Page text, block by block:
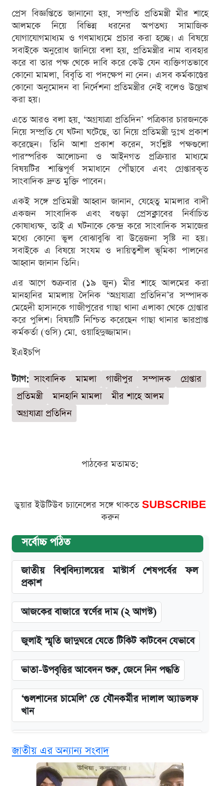
প্রেস বিজ্ঞপ্তিতে জানানো হয়, সম্প্রতি প্রতিমন্ত্রী মীর শাহে
আলমকে নিয়ে বিভিন্ন ধরনের অপতথ্য সামাজিক
যোগাযোগমাধ্যম ও গণমাধ্যমে প্রচার করা হচ্ছে। এ বিষয়ে
সবাইকে অনুরোধ জানিয়ে বলা হয়, প্রতিমন্ত্রীর নাম ব্যবহার
করে বা তার পক্ষ থেকে দাবি করে কেউ যেন ব্যক্তিগতভাবে
কোনো মামলা, বিবৃতি বা পদক্ষেপ না নেন। এসব কর্মকাণ্ডের
কোনো অনুমোদন বা নির্দেশনা প্রতিমন্ত্রীর নেই বলেও উল্লেখ
করা হয়।
এতে আরও বলা হয়, ‘অগ্রযাত্রা প্রতিদিন’ পত্রিকার চারজনকে
নিয়ে সম্প্রতি যে ঘটনা ঘটেছে, তা নিয়ে প্রতিমন্ত্রী দুঃখ প্রকাশ
করেছেন। তিনি আশা প্রকাশ করেন, সংশ্লিষ্ট পক্ষগুলো
পারস্পরিক আলোচনা ও আইনগত প্রক্রিয়ার মাধ্যমে
বিষয়টির শান্তিপূর্ণ সমাধানে পৌঁছাবে এবং গ্রেপ্তারকৃত
সাংবাদিক দ্রুত মুক্তি পাবেন।
একই সঙ্গে প্রতিমন্ত্রী আহ্বান জানান, যেহেতু মামলার বাদী
একজন সাংবাদিক এবং বগুড়া প্রেসক্লাবের নির্বাচিত
কোষাধ্যক্ষ, তাই এ ঘটনাকে কেন্দ্র করে সাংবাদিক সমাজের
মধ্যে কোনো ভুল বোঝাবুঝি বা উত্তেজনা সৃষ্টি না হয়।
সবাইকে এ বিষয়ে সংযম ও দায়িত্বশীল ভূমিকা পালনের
আহ্বান জানান তিনি।
এর আগে শুক্রবার (১৯ জুন) মীর শাহে আলমের করা
মানহানির মামলায় দৈনিক ‘অগ্রযাত্রা প্রতিদিন’র সম্পাদক
মেহেদী হাসানকে গাজীপুরের গাছা থানা এলাকা থেকে গ্রেপ্তার
করে পুলিশ। বিষয়টি নিশ্চিত করেছেন গাছা থানার ভারপ্রাপ্ত
কর্মকর্তা (ওসি) মো. ওয়াহিদুজ্জামান।
ইএইচপি
ট্যাগ: সাংবাদিক মামলা গাজীপুর সম্পাদক
গ্রেপ্তার
প্রতিমন্ত্রী
মানহানি মামলা
মীর শাহে আলম
অগ্রযাত্রা প্রতিদিন
পাঠকের মতামত:
ডুয়ার ইউটিউব চ্যানেলের সঙ্গে থাকতে SUBSCRIBE
করুন
সর্বোচ্চ পঠিত
জাতীয় বিশ্ববিদ্যালয়ের মাস্টার্স শেষপর্বের ফল
প্রকাশ
আজকের বাজারে স্বর্ণের দাম (২ আগস্ট)
জুলাই স্মৃতি জাদুঘরে যেতে টিকিট কাটবেন যেভাবে
ভাতা-উপবৃত্তির আবেদন শুরু, জেনে নিন পদ্ধতি
‘গুলশানের চামেলি’ তে যৌনকর্মীর দালাল অ্যাডলফ
খান
এক ক্লিকে জেনে নিন আইফোন ১৮ প্রো ম্যাক্সের
দাম ও ফিচার
জাতীয় এর অন্যান্য সংবাদ